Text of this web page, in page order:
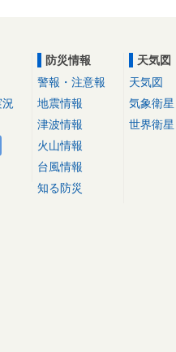
防災情報
警報・注意報
地震情報
津波情報
火山情報
台風情報
知る防災
天気図
天気図
気象衛星
世界衛星